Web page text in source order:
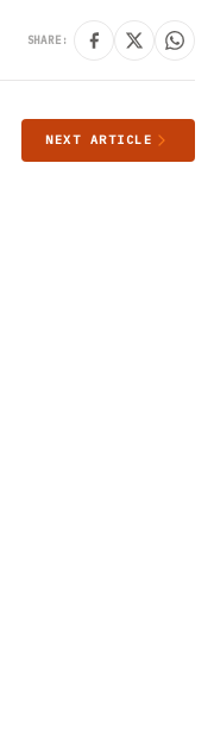
SHARE:
NEXT ARTICLE